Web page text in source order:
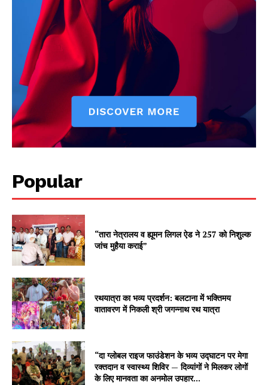
Popular
“तारा नेत्रालय व ह्यूमन लिगल ऐड ने 257 को निशुल्क
जांच मुहैया कराई”
रथयात्रा का भव्य प्रदर्शन: बलटाना में भक्तिमय
वातावरण में निकली श्री जगन्नाथ रथ यात्रा
“दा ग्लोबल राइज फाउंडेशन के भव्य उद्घाटन पर मेगा
रक्तदान व स्वास्थ्य शिविर — दिव्यांगों ने मिलकर लोगों
के लिए मानवता का अनमोल उपहार...